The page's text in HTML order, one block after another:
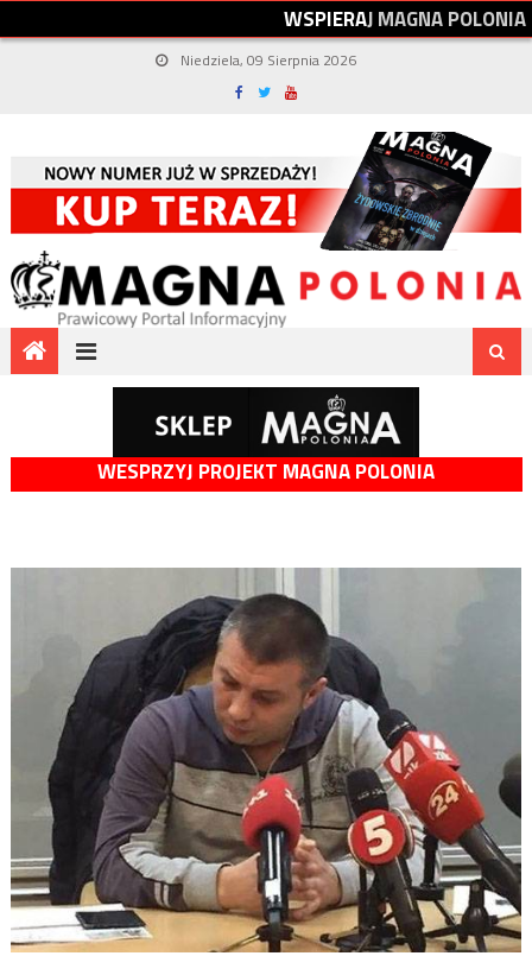
WSPIERAJMAGNAPOLONIA
Niedziela, 09 Sierpnia 2026
WESPRZYJ PROJEKT MAGNA POLONIA